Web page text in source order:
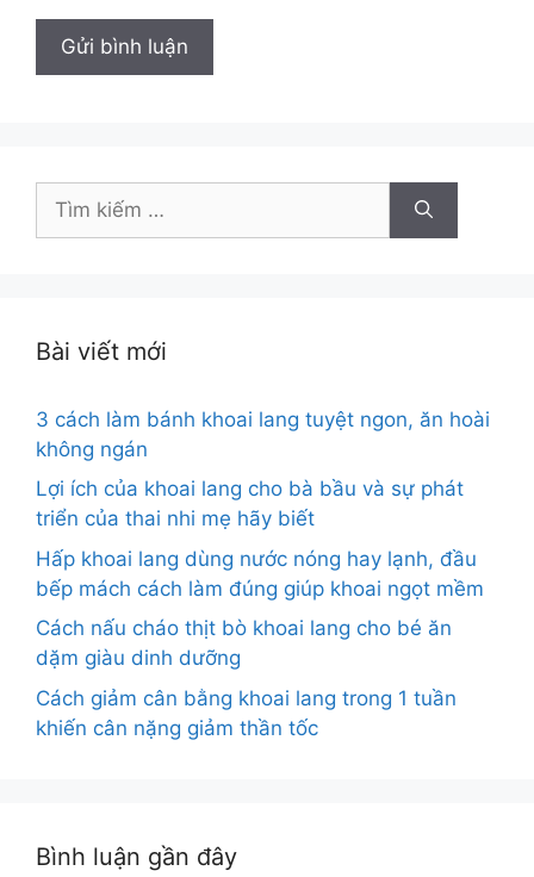
Tìm
kiếm
Bài viết mới
3 cách làm bánh khoai lang tuyệt ngon, ăn hoài
không ngán
Lợi ích của khoai lang cho bà bầu và sự phát
triển của thai nhi mẹ hãy biết
Hấp khoai lang dùng nước nóng hay lạnh, đầu
bếp mách cách làm đúng giúp khoai ngọt mềm
Cách nấu cháo thịt bò khoai lang cho bé ăn
dặm giàu dinh dưỡng
Cách giảm cân bằng khoai lang trong 1 tuần
khiến cân nặng giảm thần tốc
Bình luận gần đây